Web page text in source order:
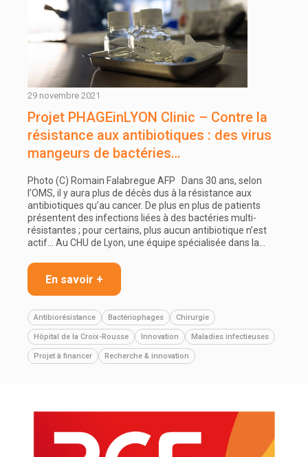
29 novembre 2021
Projet PHAGEinLYON Clinic – Contre la
résistance aux antibiotiques : des virus
mangeurs de bactéries…
Photo (C) Romain Falabregue AFP Dans 30 ans, selon
l’OMS, il y aura plus de décès dus à la résistance aux
antibiotiques qu’au cancer. De plus en plus de patients
présentent des infections liées à des bactéries multi-
résistantes ; pour certains, plus aucun antibiotique n’est
actif… Au CHU de Lyon, une équipe spécialisée dans la…
En savoir +
Antibiorésistance Bactériophages Chirurgie
Hôpital de la Croix-Rousse Innovation Maladies infectieuses
Projet à financer Recherche & innovation